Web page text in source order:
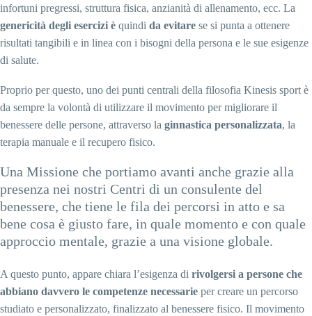
infortuni pregressi, struttura fisica, anzianità di allenamento, ecc. La
genericità degli esercizi è quindi da evitare se si punta a ottenere
risultati tangibili e in linea con i bisogni della persona e le sue esigenze
di salute.
Proprio per questo, uno dei punti centrali della filosofia Kinesis sport è
da sempre la volontà di utilizzare il movimento per migliorare il
benessere delle persone, attraverso la ginnastica personalizzata, la
terapia manuale e il recupero fisico.
Una Missione che portiamo avanti anche grazie alla
presenza nei nostri Centri di un consulente del
benessere, che tiene le fila dei percorsi in atto e sa
bene cosa è giusto fare, in quale momento e con quale
approccio mentale, grazie a una visione globale.
A questo punto, appare chiara l’esigenza di rivolgersi a persone che
abbiano davvero le competenze necessarie per creare un percorso
studiato e personalizzato, finalizzato al benessere fisico. Il movimento